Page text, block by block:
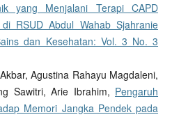
yang Menjalani Terapi CAPD
RSUD Abdul Wahab Sjahranie
dan Kesehatan: Vol. 3 No. 3
Agustina Rahayu Magdaleni,
Sawitri, Arie Ibrahim, Pengaruh
Memori Jangka Pendek pada